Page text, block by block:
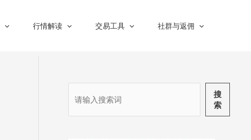
行情解读 交易工具 社群与返佣
搜
索